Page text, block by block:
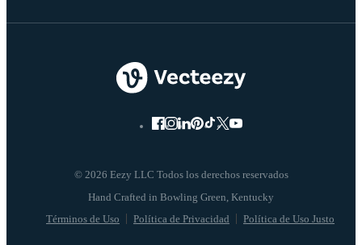
© 2026 Eezy LLC Todos los derechos reservados
Términos de Uso Política de Privacidad Política de Uso Justo